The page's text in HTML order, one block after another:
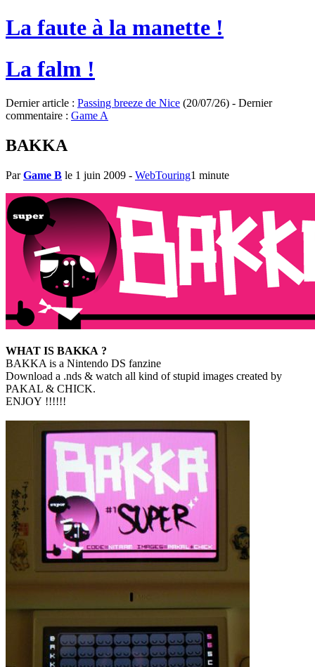
La faute à la manette !
La falm !
Dernier article : Passing breeze de Nice (20/07/26) - Dernier
commentaire : Game A
BAKKA
ParGame B le 1 juin 2009 - WebTouring1 minute
WHAT IS BAKKA ?
BAKKA is a Nintendo DS fanzine
Download a .nds & watch all kind of stupid images created by
PAKAL & CHICK.
ENJOY !!!!!!